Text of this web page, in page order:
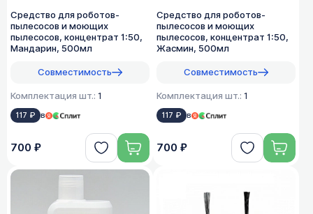
Средство для роботов-
пылесосов и моющих
пылесосов, концентрат 1:50,
Мандарин, 500мл
Совместимость
Комплектация шт.: 1
117 ₽ в
700 ₽
Средство для роботов-
пылесосов и моющих
пылесосов, концентрат 1:50,
Жасмин, 500мл
Совместимость
Комплектация шт.: 1
117 ₽ в
700 ₽